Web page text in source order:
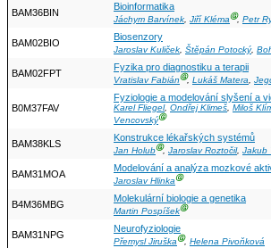
BAM36BIN
Bioinformatika
Jáchym Barvínek, Jiří KlémaⒼ, Petr
BAM02BIO
Biosenzory
Jaroslav Kuliček, Štěpán Potocký,
BAM02FPT
Fyzika pro diagnostiku a terapii
Vratislav FabiánⒼ, Lukáš Matera,
B0M37FAV
Fyziologie a modelování slyšení a
Karel Fliegel, Ondřej Klimeš, Miloš
VencovskýⒼ
BAM38KLS
Konstrukce lékařských systémů
Jan HolubⒼ, Jaroslav Roztočil, Jakub
BAM31MOA
Modelování a analýza mozkové
Jaroslav HlinkaⒼ
B4M36MBG
Molekulární biologie a genetika
Martin PospíšekⒼ
BAM31NPG
Neurofyziologie
Přemysl JiruškaⒼ, Helena Pivoňková